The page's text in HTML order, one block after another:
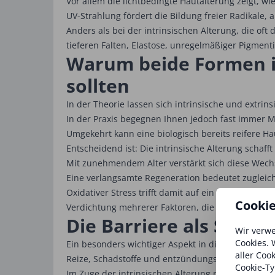
UV-Strahlung fördert die Bildung freier Radikale,
Anders als bei der intrinsischen Alterung, die oft
tieferen Falten, Elastose, unregelmäßiger
Warum beide
sollten
In der Theorie lassen sich intrinsische und
In der Praxis begegnen Ihnen jedoch fast immer
Umgekehrt kann eine biologisch bereits reifere
Entscheidend ist: Die intrinsische Alterung
Mit zunehmendem Alter verstärkt sich diese
Eine verlangsamte Regeneration bedeutet
Oxidativer Stress trifft damit auf ein Gewebe,
Verdichtung mehrerer Faktoren, die sich
Die Barriere als
Ein besonders wichtiger Aspekt in diesem
Reize, Schadstoffe und entzündungsfördernde
Wir
Cookies.
aller
Cookie-